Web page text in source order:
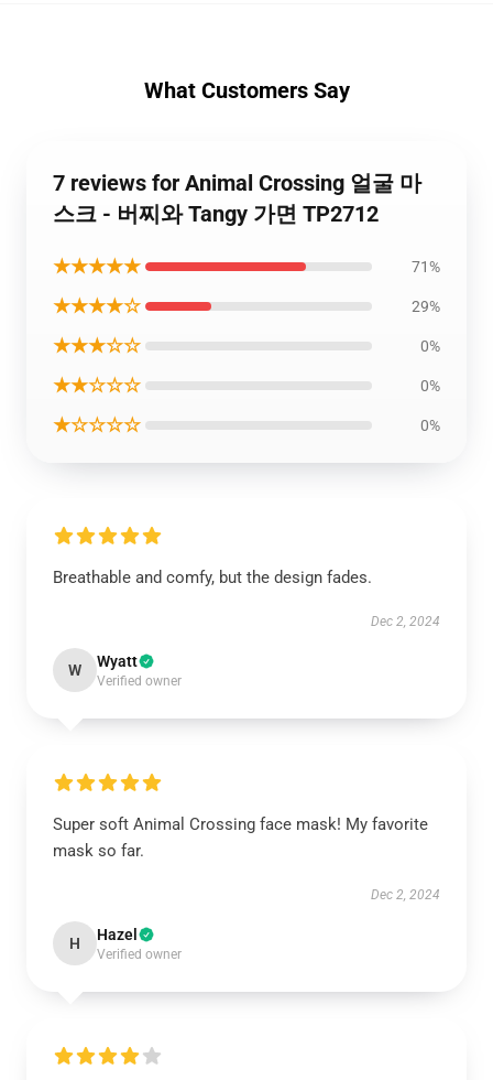
What Customers Say
7 reviews for Animal Crossing 얼굴 마
스크 - 버찌와 Tangy 가면 TP2712
★★★★★ 71%
★★★★☆ 29%
★★★☆☆ 0%
★★☆☆☆ 0%
★☆☆☆☆ 0%
Breathable and comfy, but the design fades.
Dec 2, 2024
W Wyatt
Verified owner
Super soft Animal Crossing face mask! My favorite
mask so far.
Dec 2, 2024
H Hazel
Verified owner